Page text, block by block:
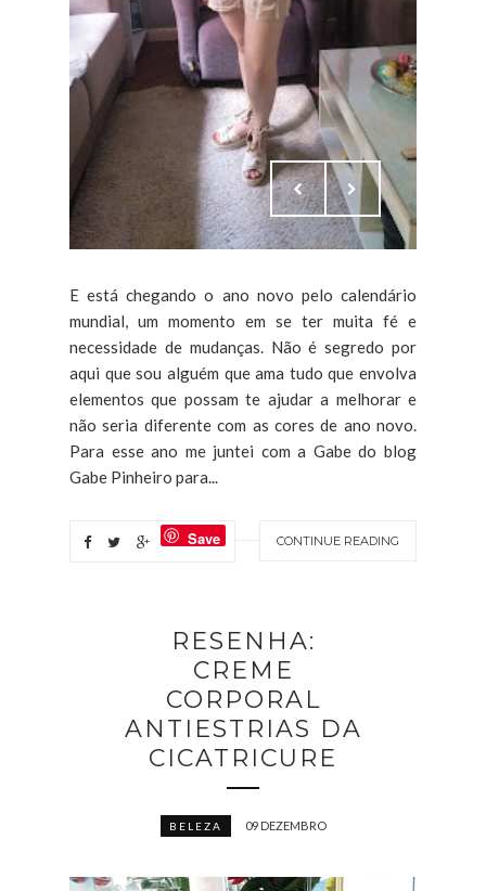
E está chegando o ano novo pelo calendário
mundial, um momento em se ter muita fé e
necessidade de mudanças. Não é segredo por
aqui que sou alguém que ama tudo que envolva
elementos que possam te ajudar a melhorar e
não seria diferente com as cores de ano novo.
Para esse ano me juntei com a Gabe do blog
Gabe Pinheiro para...
CONTINUE READING
Save
RESENHA:
CREME
CORPORAL
ANTIESTRIAS DA
CICATRICURE
BELEZA 09 DEZEMBRO